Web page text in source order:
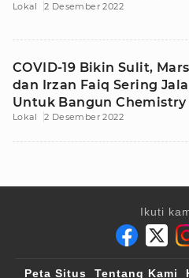
Lokal 2 Desember 2022
COVID-19 Bikin Sulit,
dan Irzan Faiq Sering
Untuk Bangun Chemistry
Lokal 2 Desember 2022
Ikuti
Peta Situs Tentang Kami